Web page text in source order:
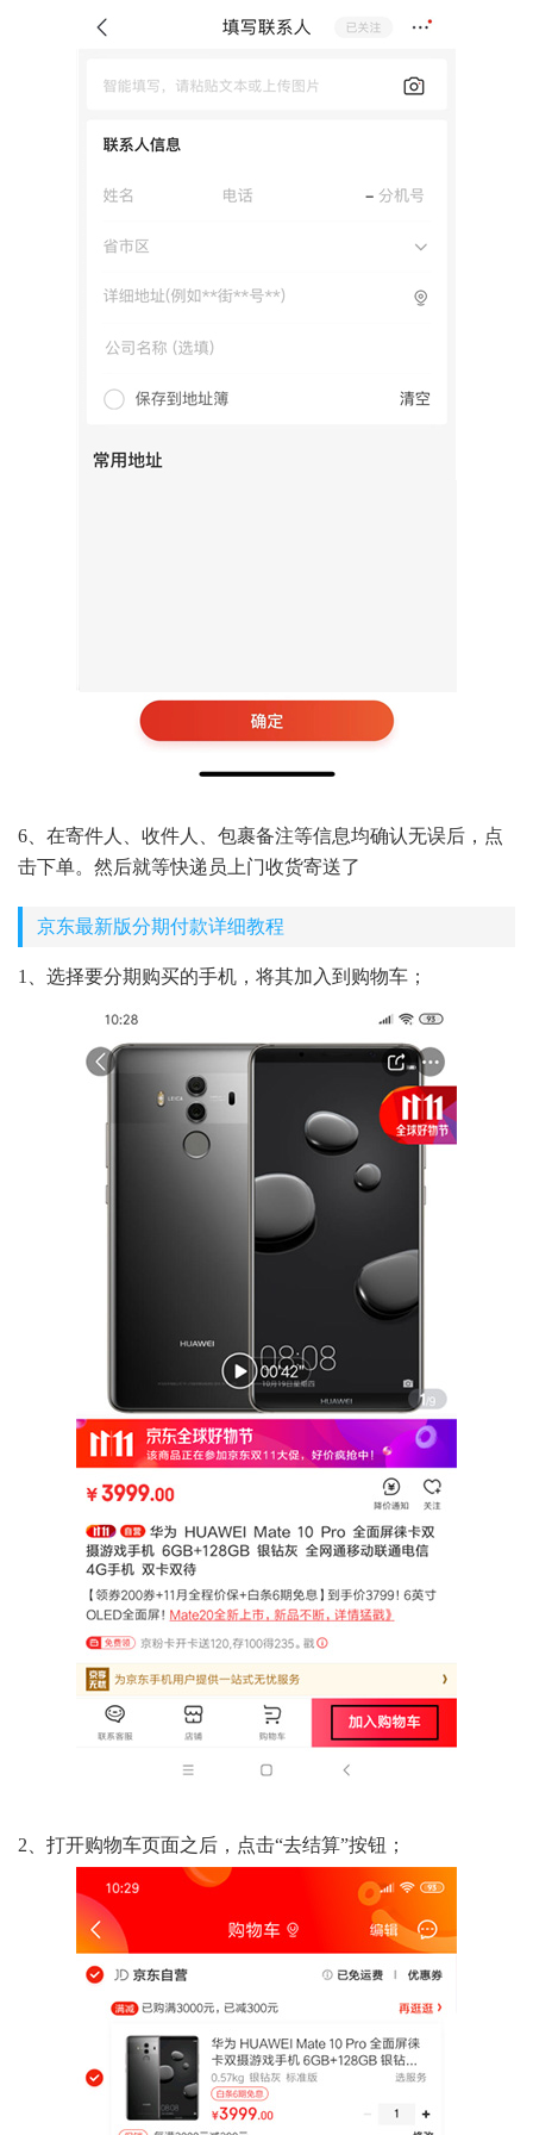
6、在寄件人、收件人、包裹备注等信息均确认无误后，点
击下单。然后就等快递员上门收货寄送了
京东最新版分期付款详细教程
1、选择要分期购买的手机，将其加入到购物车；
2、打开购物车页面之后，点击“去结算”按钮；